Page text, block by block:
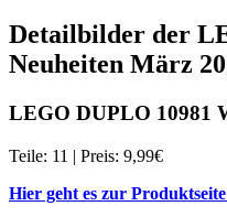
Detailbilder der
Neuheiten März
LEGO DUPLO 10981
Teile: 11 | Preis: 9,99€
Hier geht es zur